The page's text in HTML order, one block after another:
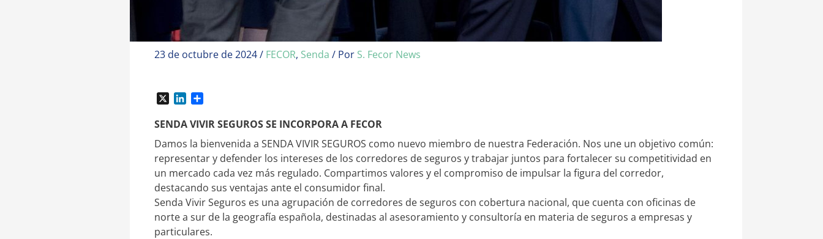
23 de octubre de 2024/ FECOR, Senda / Por S. Fecor News
n
e
d
I
n
m
a
r
t
i
SENDA VIVIR SEGUROS SE INCORPORA A FECOR
Damos la bienvenida a SENDA VIVIR SEGUROS como nuevo miembro de nuestra Federación. Nos une un objetivo común:
representar y defender los intereses de los corredores de seguros y trabajar juntos para fortalecer su competitividad en
un mercado cada vez más regulado. Compartimos valores y el compromiso de impulsar la figura del corredor,
destacando sus ventajas ante el consumidor final.
Senda Vivir Seguros es una agrupación de corredores de seguros con cobertura nacional, que cuenta con oficinas de
norte a sur de la geografía española, destinadas al asesoramiento y consultoría en materia de seguros a empresas y
particulares.